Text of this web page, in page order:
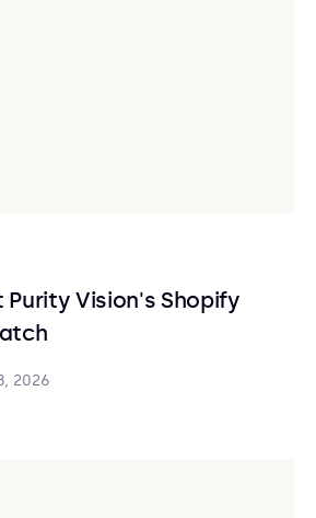
Purity Vision's Shopify
2026